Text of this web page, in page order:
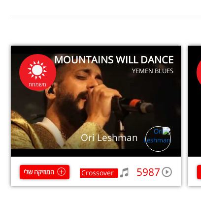
MOUNTAINS WILL DANCE
YEMEN BLUES
משמחת
Ori Leshman
5987
Crossover המוזיקה שלי